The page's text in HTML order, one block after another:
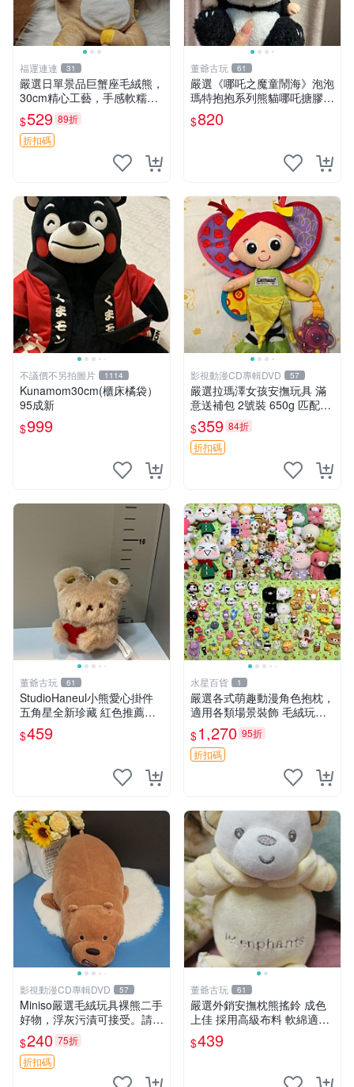
福運連連 31
嚴選日單景品巨蟹座毛絨熊，
30cm精心工藝，手感軟糯推
薦收藏送人 巨蟹座 毛絨玩具
精緻做工
$529 89折
折扣碼
董爺古玩 61
嚴選《哪吒之魔童鬧海》泡泡
瑪特抱抱系列熊貓哪吒搪膠臉
毛絨， STATE：如圖顯示 哪
吒 毛絨公仔 泡泡瑪特
$820
不議價不另拍圖片 1114
Kunamom30cm(櫃床橘袋）
95成新
$999
影視動漫CD專輯DVD 57
嚴選拉瑪澤女孩安撫玩具 滿
意送補包 2號裝 650g 匹配嬰
幼童舒壓好伴侶 女孩專用 安
心選擇 安撫玩偶 衝包 玩具
$359 84折
折扣碼
董爺古玩 61
StudioHaneul小熊愛心掛件
五角星全新珍藏 紅色推薦收
藏 玩具掛飾 掛件 新品
$459
水星百貨 1
嚴選各式萌趣動漫角色抱枕，
適用各類場景裝飾 毛絨玩
具、卡通抱枕、趣味玩偶
$1,270 95折
折扣碼
影視動漫CD專輯DVD 57
Miniso嚴選毛絨玩具裸熊二手
好物，浮灰污漬可接受。請詳
閱照片再下單，售出不退不
換。全新品相收藏推薦。 裸
熊 毛絨玩具 收藏
$240 75折
折扣碼
董爺古玩 61
嚴選外銷安撫枕熊搖鈴 成色
上佳 採用高級布料 軟綿適合
收藏 安心選購 安撫枕 熊玩具
搖鈴
$439